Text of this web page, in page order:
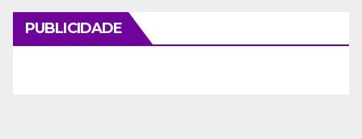
PUBLICIDADE